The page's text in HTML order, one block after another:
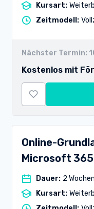
Kursart:
Zeitmodell :
Nächster Termin:
Kostenlos mit
Online-
Microsoft
Dauer: 2
Kursart: